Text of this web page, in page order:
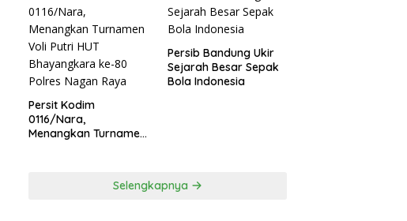
Persit Kodim
0116/Nara,
Menangkan Turnamen
Persib Bandung Ukir
Sejarah Besar Sepak
Bola Indonesia
Selengkapnya